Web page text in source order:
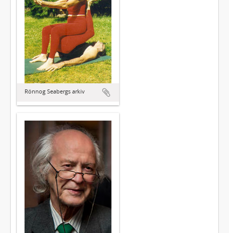
Rönnog Seabergs arkiv